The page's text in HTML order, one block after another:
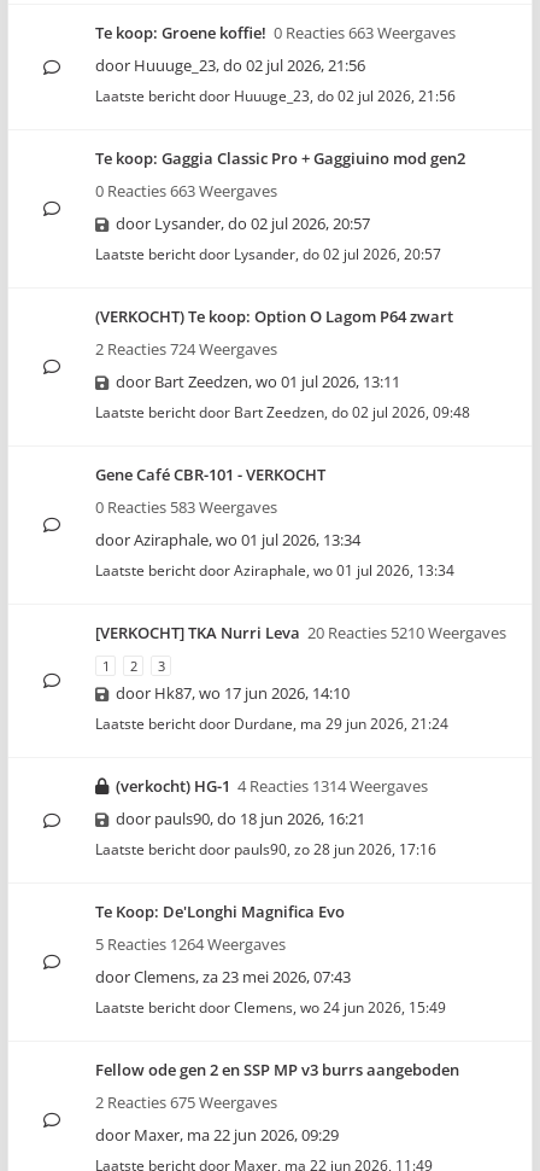
Te koop: Groene koffie! 0 Reacties 663 Weergaves
door Huuuge_23,do 02 jul 2026, 21:56
Laatste bericht door Huuuge_23, do 02 jul 2026, 21:56
Te koop: Gaggia Classic Pro + Gaggiuino mod gen2
0 Reacties 663 Weergaves
door Lysander,do 02 jul 2026, 20:57
Laatste bericht door Lysander, do 02 jul 2026, 20:57
(VERKOCHT) Te koop: Option O Lagom P64 zwart
2 Reacties 724 Weergaves
door Bart Zeedzen,wo 01 jul 2026, 13:11
Laatste bericht door Bart Zeedzen, do 02 jul 2026, 09:48
Gene Café CBR-101 - VERKOCHT
0 Reacties 583 Weergaves
doorAziraphale,wo 01 jul 2026, 13:34
Laatste bericht doorAziraphale, wo 01 jul 2026, 13:34
[VERKOCHT] TKA Nurri Leva 20 Reacties 5210 Weergaves
1 2 3
door Hk87,wo 17 jun 2026, 14:10
Laatste bericht door Durdane, ma 29 jun 2026, 21:24
(verkocht) HG-1 4 Reacties 1314 Weergaves
door pauls90,do 18 jun 2026, 16:21
Laatste bericht door pauls90, zo 28 jun 2026, 17:16
Te Koop: De'Longhi Magnifica Evo
5 Reacties 1264 Weergaves
doorClemens,za 23 mei 2026, 07:43
Laatste bericht doorClemens, wo 24 jun 2026, 15:49
Fellow ode gen 2 en SSP MP v3 burrs aangeboden
2 Reacties 675 Weergaves
door Maxer, ma 22 jun 2026, 09:29
Laatste bericht door Maxer, ma 22 jun 2026, 11:49